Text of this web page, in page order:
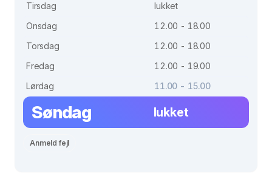
Tirsdag
lukket
Onsdag
12.00 - 18.00
Torsdag
12.00 - 18.00
Fredag
12.00 - 19.00
Lørdag
11.00 - 15.00
Søndag lukket
Anmeld fejl